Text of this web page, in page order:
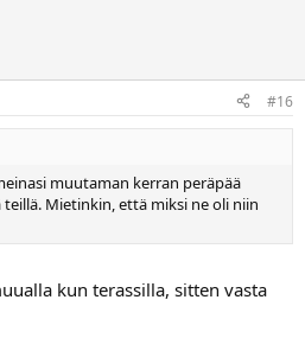
#16
muutaman kerran peräpää
Mietinkin, että miksi ne oli niin
kun terassilla, sitten vasta